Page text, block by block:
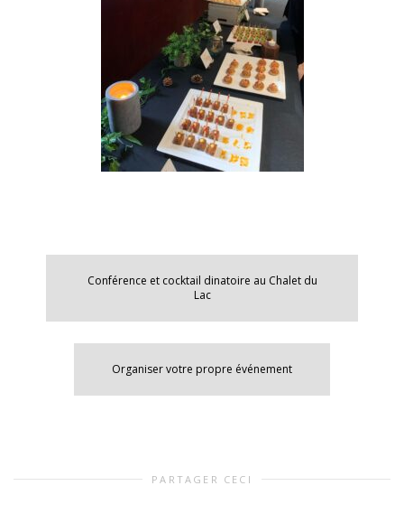
Conférence et cocktail dinatoire au Chalet du
Lac
Organiser votre propre événement
PARTAGER CECI